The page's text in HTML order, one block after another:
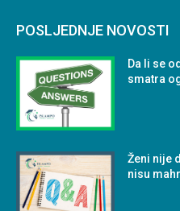
POSLJEDNJE NOVOSTI
Da li se
smatra
Ženi nije
nisu